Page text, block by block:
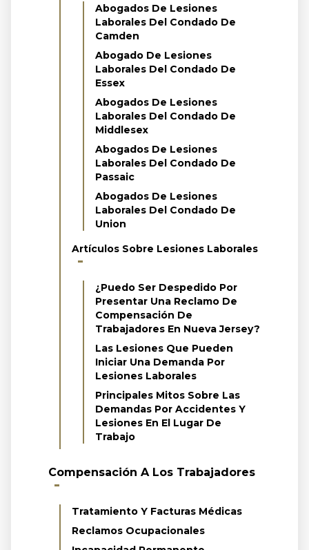
Abogados De Lesiones
Laborales Del Condado De
Camden
Abogado De Lesiones
Laborales Del Condado De
Essex
Abogados De Lesiones
Laborales Del Condado De
Middlesex
Abogados De Lesiones
Laborales Del Condado De
Passaic
Abogados De Lesiones
Laborales Del Condado De
Union
Artículos Sobre Lesiones Laborales
¿Puedo Ser Despedido Por
Presentar Una Reclamo De
Compensación De
Trabajadores En Nueva Jersey?
Las Lesiones Que Pueden
Iniciar Una Demanda Por
Lesiones Laborales
Principales Mitos Sobre Las
Demandas Por Accidentes Y
Lesiones En El Lugar De
Trabajo
Compensación A Los Trabajadores
Tratamiento Y Facturas Médicas
Reclamos Ocupacionales